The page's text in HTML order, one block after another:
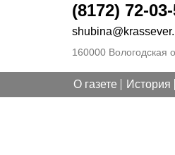
(8172) 72-
160000 Вологодская
О газете История